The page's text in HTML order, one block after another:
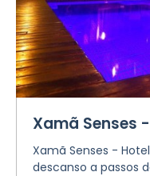
Xamã Senses
Xamã Senses -
descanso a passos